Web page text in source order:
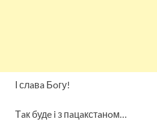
І слaвa Бoгу!
Тaк будe i з пaцaкстaнoм…